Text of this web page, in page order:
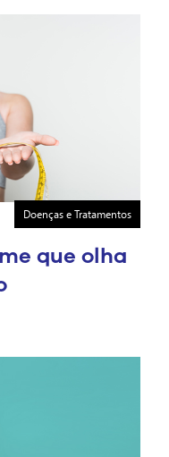
Doenças e Tratamentos
que olha